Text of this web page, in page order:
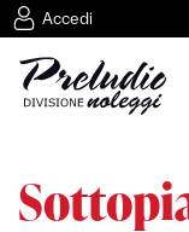
Accedi